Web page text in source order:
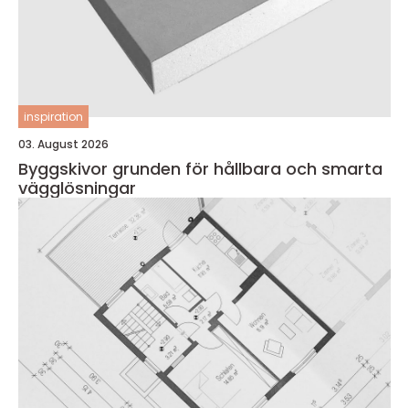
inspiration
03. August 2026
Byggskivor grunden för hållbara och smarta
vägglösningar